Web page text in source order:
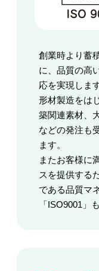
創業時より蓄
に、品質の高
応を実現しま
形材製造をは
築関連素材、
などの発注も
ます。
またお客様に
スを提供する
である品質マ
「ISO9001」